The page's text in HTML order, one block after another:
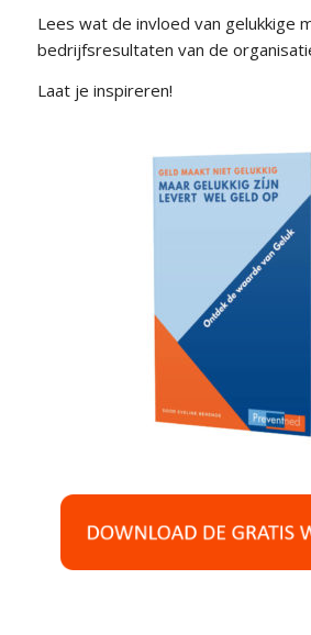
Lees wat de invloed van gelukkige
bedrijfsresultaten van de
Laat je inspireren!